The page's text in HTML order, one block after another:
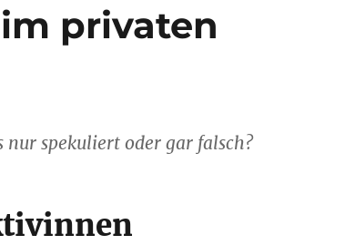
privaten
nur spekuliert oder gar falsch?